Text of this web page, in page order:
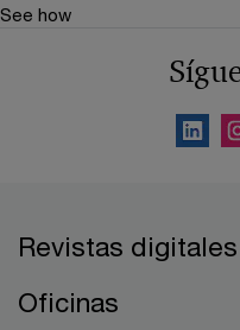
See how
Revistas digitales
Oficinas